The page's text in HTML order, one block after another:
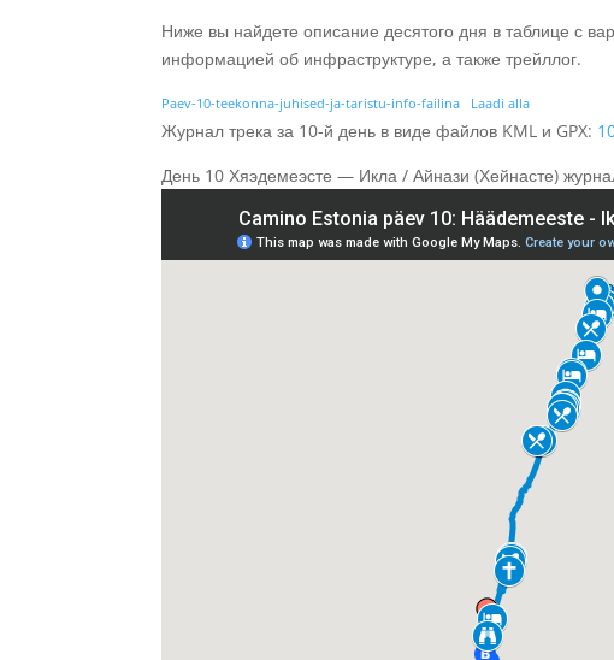
Ниже вы найдете описание десятого дня в таблице с
информацией об инфраструктуре, а также трейллог.
Paev-10-teekonna-juhised-ja-taristu-info-failina Laadi alla
Журнал трека за 10-й день в виде файлов KML и GPX:
День 10 Хяэдемеэсте — Икла / Айнази (Хейнасте)